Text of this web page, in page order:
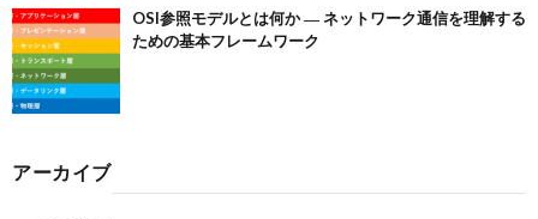
OSI参照モデルとは何か ― ネットワーク通信を理解する
ための基本フレームワーク
アーカイブ